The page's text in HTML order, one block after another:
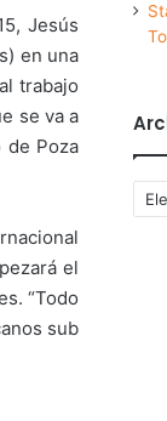
Jesús
en una
trabajo
se va a
de Poza
el
“Todo
sub